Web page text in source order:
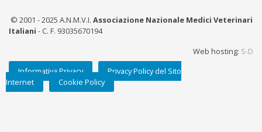
© 2001 - 2025 A.N.M.V.I. Associazione Nazionale Medici Veterinari
Italiani - C. F. 93035670194
Web hosting: S-D
Informativa Privacy
Privacy Policy del Sito
Internet
Cookie Policy